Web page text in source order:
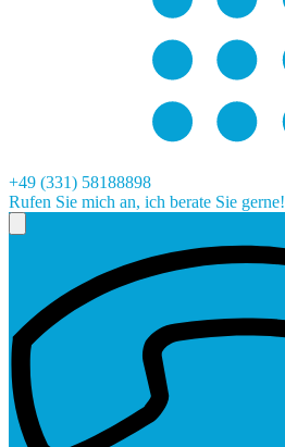
+49 (331) 58188898
Rufen Sie mich an, ich berate Sie gerne!